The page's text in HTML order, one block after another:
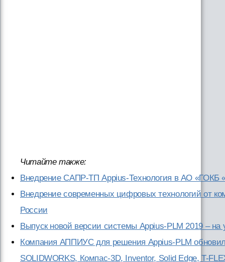
Читайте также:
Внедрение САПР-ТП Appius-Технология в АО «ГОКБ
Внедрение современных цифровых технологий от
России
Выпуск новой версии системы Appius-PLM 2019 –
Компания АППИУС для решения Appius-PLM
SOLIDWORKS, Компас-3D, Inventor, Solid Edge, T-